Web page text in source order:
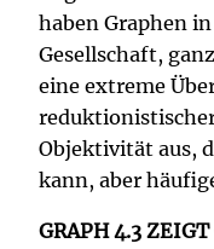
haben Graphen
Gesellschaft,
eine extreme
Objektivität aus,
kann, aber
GRAPH 4.3